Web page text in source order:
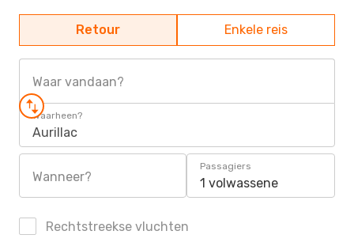
Retour Enkele reis
Waar vandaan?
Waarheen?
Aurillac
Wanneer?
Passagiers
1 volwassene
Rechtstreekse vluchten